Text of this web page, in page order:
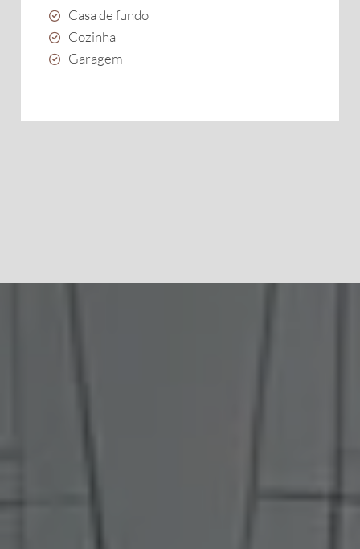
Casa de fundo
Cozinha
Garagem